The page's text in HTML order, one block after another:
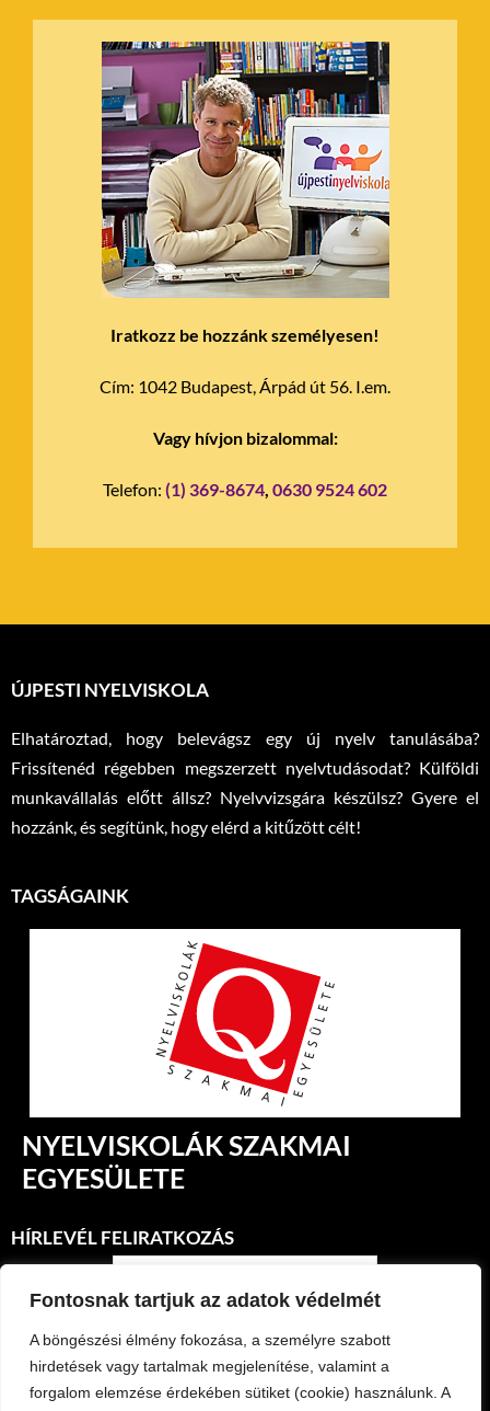
Fontosnak tartjuk az adatok védelmét
A böngészési élmény fokozása, a személyre szabott
hirdetések vagy tartalmak megjelenítése, valamint a
forgalom elemzése érdekében sütiket (cookie) használunk. A
Iratkozz be hozzánk személyesen!
Cím: 1042 Budapest, Árpád út 56. I.em.
Vagy hívjon bizalommal:
Telefon: (1) 369-8674, 0630 9524 602
ÚJPESTI NYELVISKOLA
Elhatároztad, hogy belevágsz egy új nyelv tanulásába?
Frissítenéd régebben megszerzett nyelvtudásodat? Külföldi
munkavállalás előtt állsz? Nyelvvizsgára készülsz? Gyere el
hozzánk, és segítünk, hogy elérd a kitűzött célt!
TAGSÁGAINK
NYELVISKOLÁK SZAKMAI
EGYESÜLETE
HÍRLEVÉL FELIRATKOZÁS